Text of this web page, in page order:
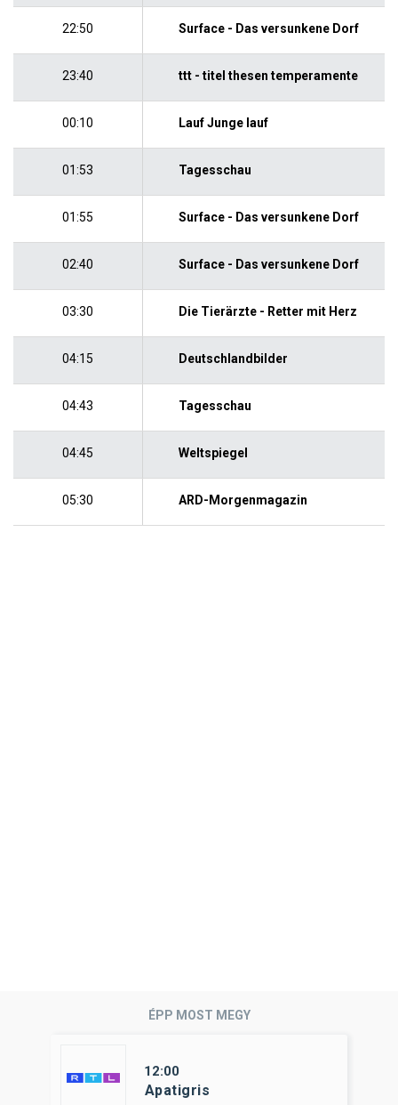
22:50 Surface - Das versunkene Dorf
23:40 ttt - titel thesen temperamente
00:10 Lauf Junge lauf
01:53 Tagesschau
01:55 Surface - Das versunkene Dorf
02:40 Surface - Das versunkene Dorf
03:30 Die Tierärzte - Retter mit Herz
04:15 Deutschlandbilder
04:43 Tagesschau
04:45 Weltspiegel
05:30 ARD-Morgenmagazin
ÉPP MOST MEGY
12:00
Apatigris